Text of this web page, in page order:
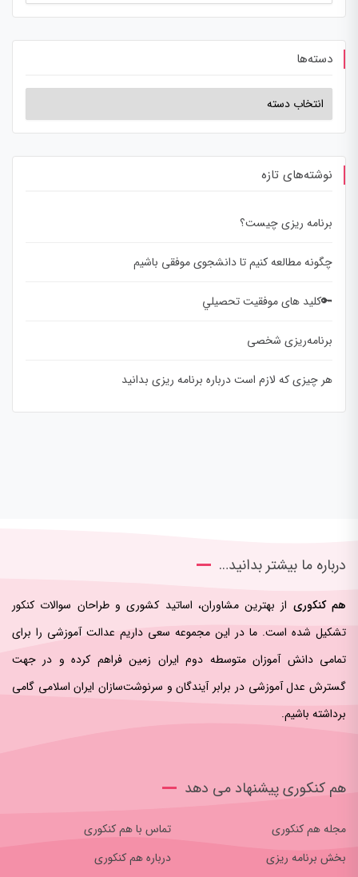
دسته‌ها
نوشته‌های تازه
برنامه ریزی چیست؟
چگونه مطالعه کنیم تا دانشجوی موفقی باشیم
🔑کلید های موفقيت تحصيلي
برنامه‌ریزی شخصی
هر چیزی که لازم است درباره برنامه ریزی بدانید
درباره ما بیشتر بدانید…
هم کنکوری از بهترین مشاوران، اساتید کشوری و طراحان سوالات کنکور
تشکیل شده است. ما در این مجموعه سعی داریم عدالت آموزشی را برای
تمامی دانش آموزان متوسطه دوم ایران زمین فراهم کرده و در جهت
گسترش عدل آموزشی در برابر آیندگان و سرنوشت‌سازان ایران اسلامی‌ گامی
برداشته باشیم.
هم کنکوری پیشنهاد می دهد
مجله هم کنکوری
تماس با هم کنکوری
بخش برنامه ریزی
درباره هم کنکوری